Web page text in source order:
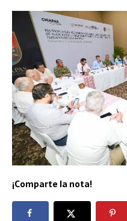
¡Comparte la nota!